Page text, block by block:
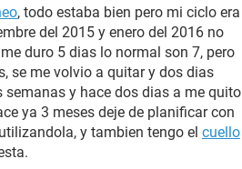
, todo estaba bien pero mi ciclo era
del 2015 y enero del 2016 no
duro 5 dias lo normal son 7, pero
se me volvio a quitar y dos dias
y hace dos dias a me quito
ya 3 meses deje de planificar con
y tambien tengo el cuello